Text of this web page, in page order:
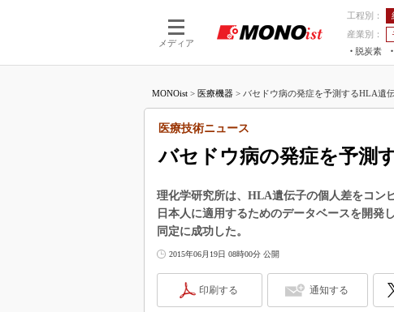
メディア
工程別：
産業別：
脱炭素
つながる工場AI×設備保全
MONOist > 医療機器 > バセドウ病の発症を予測するHLA遺
バセドウ病の発症を予測
医療技術ニュース
理化学研究所は、HLA遺伝子の個人差をコン
日本人に適用するためのデータベースを開発
同定に成功した。
2015年06月19日 08時00分 公開
印刷する 通知する